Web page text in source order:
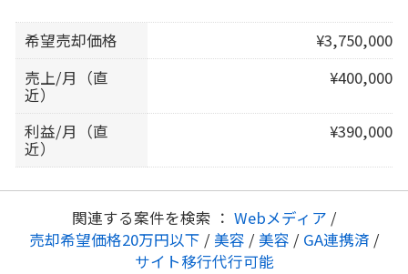
希望売却価格
¥3,750,000
売上/月（直
近）
¥400,000
利益/月（直
近）
¥390,000
関連する案件を検索 ： Webメディア /
売却希望価格20万円以下 / 美容 / 美容 / GA連携済 /
サイト移行代行可能